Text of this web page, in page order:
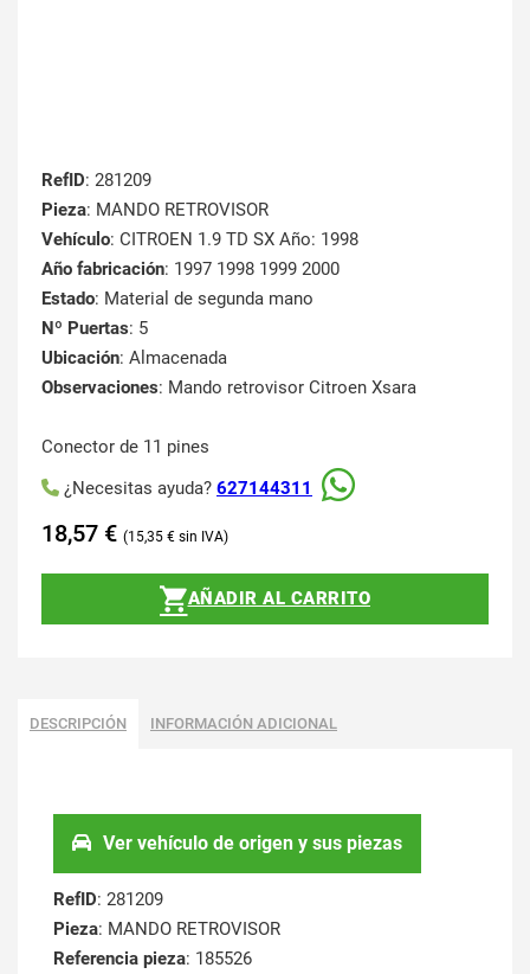
RefID: 281209
Pieza: MANDO RETROVISOR
Vehículo: CITROEN 1.9 TD SX Año: 1998
Año fabricación: 1997 1998 1999 2000
Estado: Material de segunda mano
Nº Puertas: 5
Ubicación: Almacenada
Observaciones: Mando retrovisor Citroen Xsara
Conector de 11 pines
¿Necesitas ayuda? 627144311
18,57 € 15,35 €
AÑADIR AL CARRITO
DESCRIPCIÓN INFORMACIÓN ADICIONAL
Ver vehículo de origen y sus piezas
RefID: 281209
Pieza: MANDO RETROVISOR
Referencia pieza: 185526